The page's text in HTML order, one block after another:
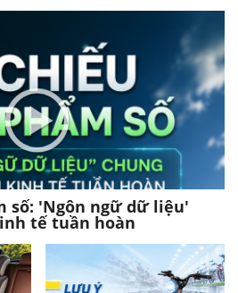
số: 'Ngôn ngữ dữ liệu'
tế tuần hoàn